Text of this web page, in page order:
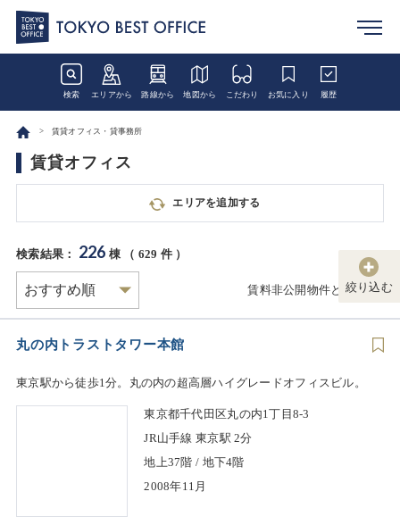
検索 エリアから 路線から 地図から こだわり お気に入り 履歴
賃貸オフィス・貸事務所
賃貸オフィス
エリアを追加する
絞り込む
検索結果： 226 棟 （ 629 件 ）
賃料非公開物件とは
丸の内トラストタワー本館
東京駅から徒歩1分。丸の内の超高層ハイグレードオフィスビル。
東京都千代田区丸の内1丁目8-3
JR山手線 東京駅 2分
地上37階 / 地下4階
2008年11月